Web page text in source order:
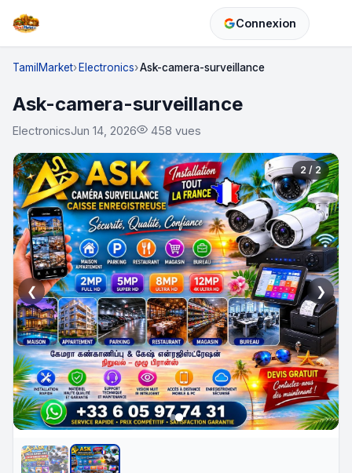
Connexion
TamilMarket Electronics Ask-camera-surveillance
Ask-camera-surveillance
ElectronicsJun 14, 2026 458 vues
❮ ❯
2 / 2